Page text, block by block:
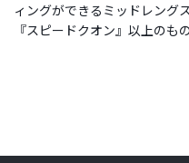
ィングができるミッドレング
『スピードクオン』以上のも